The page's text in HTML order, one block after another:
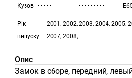
Кузов
Рік
випуску
2001, 2002, 2003, 2004, 2005,
2007, 2008,
Опис
Замок в сборе, передний,